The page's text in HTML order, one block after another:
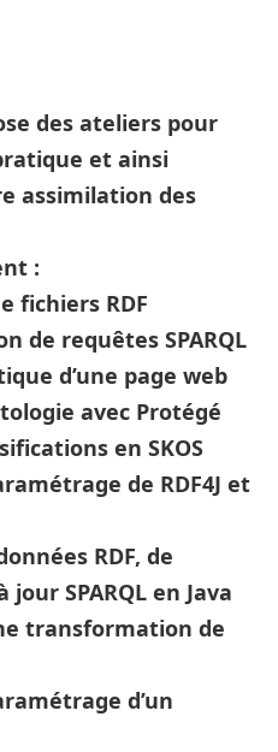
des ateliers pour
et ainsi
assimilation des
:
fichiers RDF
de requêtes SPARQL
d’une page web
avec Protégé
en SKOS
de RDF4J et
RDF, de
SPARQL en Java
transformation de
d’un